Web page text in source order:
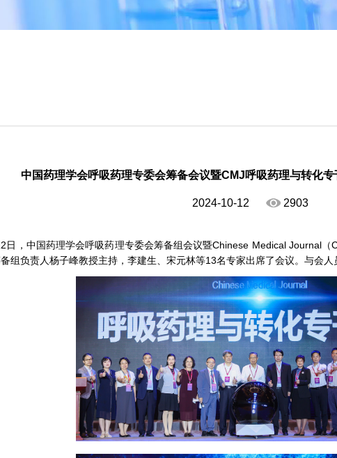
中国药理学会呼吸药理专委会筹备会议暨CMJ呼吸药理与转化
2024-10-12 2903
日，中国药理学会呼吸药理专委会筹备组会议暨Chinese Medical Journal
组负责人杨子峰教授主持，李建生、宋元林等13名专家出席了会议。与会